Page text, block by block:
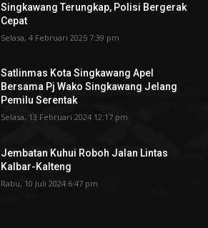
Singkawang Terungkap, Polisi Bergerak
Cepat
Selasa, 4 Februari 2025 7:39 pm
Satlinmas Kota Singkawang Apel
Bersama Pj Wako Singkawang Jelang
Pemilu Serentak
Selasa, 13 Februari 2024 12:17 pm
Jembatan Kuhui Roboh Jalan Lintas
Kalbar-Kalteng
Rabu, 10 Juli 2024 6:47 pm